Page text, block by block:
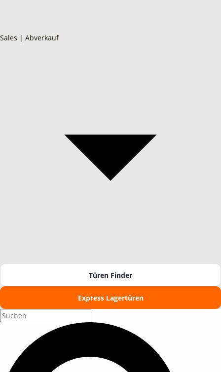
Sales | Abverkauf
Türen Finder
Express Lagertüren